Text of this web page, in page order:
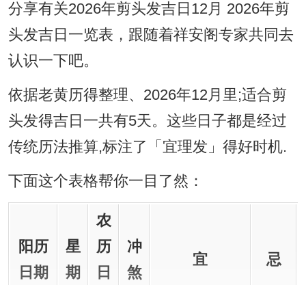
分享有关2026年剪头发吉日12月 2026年剪
头发吉日一览表，跟随着祥安阁专家共同去
认识一下吧。
依据老黄历得整理、2026年12月里;适合剪
头发得吉日一共有5天。这些日子都是经过
传统历法推算,标注了「宜理发」得好时机.
下面这个表格帮你一目了然：
阳历
日期
星
期
农
历
日
冲
煞
宜 忌